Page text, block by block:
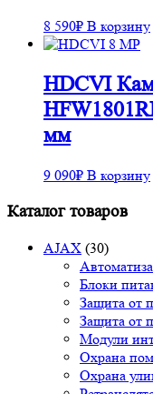
8 590₽ В корзину
HDCVI
мм
9 090₽ В корзину
Каталог товаров
AJAX (30)
Блоки
Защита от
Защита от
Модули
Охрана
Охрана